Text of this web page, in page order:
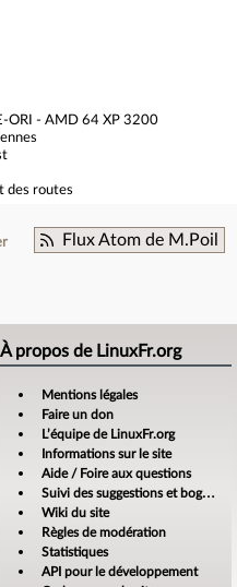
ORI - AMD 64 XP 3200
des routes
Flux Atom de M.Poil
À propos de LinuxFr.org
Mentions légales
Faire un don
L’équipe de LinuxFr.org
Informations sur le site
Aide / Foire aux questions
Suivi des suggestions et bogues
Wiki du site
Règles de modération
Statistiques
API pour le développement